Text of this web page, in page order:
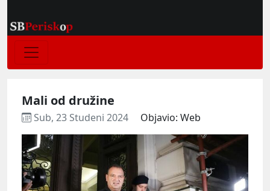
Mali od družine
Sub, 23 Studeni 2024 Objavio: Web